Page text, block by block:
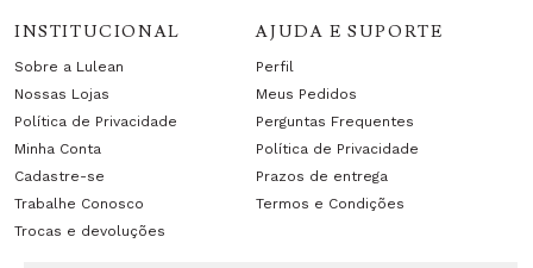
INSTITUCIONAL
Sobre a Lulean
Nossas Lojas
Política de Privacidade
Minha Conta
Cadastre-se
Trabalhe Conosco
Trocas e devoluções
AJUDA E SUPORTE
Perfil
Meus Pedidos
Perguntas Frequentes
Política de Privacidade
Prazos de entrega
Termos e Condições